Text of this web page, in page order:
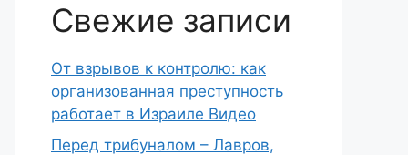
Свежие записи
От взрывов к контролю: как
организованная преступность
работает в Израиле Видео
Перед трибуналом – Лавров,